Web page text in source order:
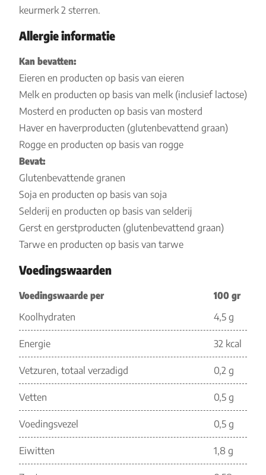
keurmerk 2 sterren.
Allergie informatie
Kan bevatten:
Eieren en producten op basis van eieren
Melk en producten op basis van melk (inclusief lactose)
Mosterd en producten op basis van mosterd
Haver en haverproducten (glutenbevattend graan)
Rogge en producten op basis van rogge
Bevat:
Glutenbevattende granen
Soja en producten op basis van soja
Selderij en producten op basis van selderij
Gerst en gerstproducten (glutenbevattend graan)
Tarwe en producten op basis van tarwe
Voedingswaarden
Voedingswaarde per
100 gr
Koolhydraten
4,5 g
Energie 32 kcal
Vetzuren, totaal verzadigd 0,2 g
Vetten 0,5 g
Voedingsvezel 0,5 g
Eiwitten 1,8 g